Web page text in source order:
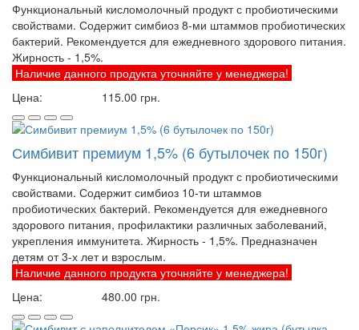
Функциональный кисломолочный продукт с пробиотическими
свойствами. Содержит симбиоз 8-ми штаммов пробиотических
бактерий. Рекомендуется для ежедневного здорового питания.
Жирность - 1,5%.
Наличие данного продукта уточняйте у менеджера!
Цена:
115.00 грн.
Симбивит премиум 1,5% (6 бутылочек по 150г)
Функциональный кисломолочный продукт с пробиотическими
свойствами. Содержит симбиоз 10-ти штаммов
пробиотических бактерий. Рекомендуется для ежедневного
здорового питания, профилактики различных заболеваний,
укрепления иммунитета. Жирность - 1,5%. Предназначен
детям от 3-х лет и взрослым.
Наличие данного продукта уточняйте у менеджера!
Цена:
480.00 грн.